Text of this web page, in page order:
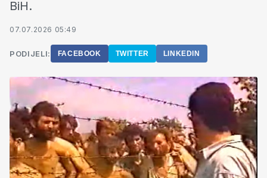
BiH.
07.07.2026 05:49
PODIJELI: FACEBOOK TWITTER LINKEDIN